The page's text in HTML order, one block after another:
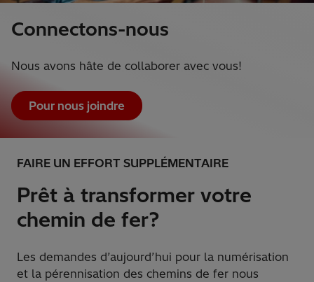
Connectons-nous
Nous avons hâte de collaborer avec vous!
Pour nous joindre
FAIRE UN EFFORT SUPPLÉMENTAIRE
Prêt à transformer votre
chemin de fer?
Les demandes d’aujourd’hui pour la numérisation
et la pérennisation des chemins de fer nous